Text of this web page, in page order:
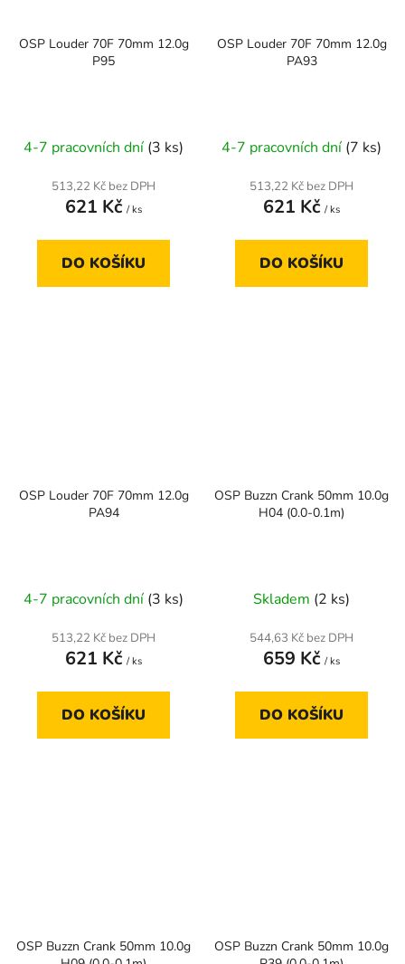
OSP Louder 70F 70mm 12.0g
P95
4-7 pracovních dní (3 ks)
513,22 Kč bez DPH
621 Kč / ks
DO KOŠÍKU
OSP Louder 70F 70mm 12.0g
PA93
4-7 pracovních dní (7 ks)
513,22 Kč bez DPH
621 Kč / ks
DO KOŠÍKU
OSP Louder 70F 70mm 12.0g
PA94
4-7 pracovních dní (3 ks)
513,22 Kč bez DPH
621 Kč / ks
DO KOŠÍKU
OSP Buzzn Crank 50mm 10.0g
H04 (0.0-0.1m)
Skladem (2 ks)
544,63 Kč bez DPH
659 Kč / ks
DO KOŠÍKU
OSP Buzzn Crank 50mm 10.0g
OSP Buzzn Crank 50mm 10.0g